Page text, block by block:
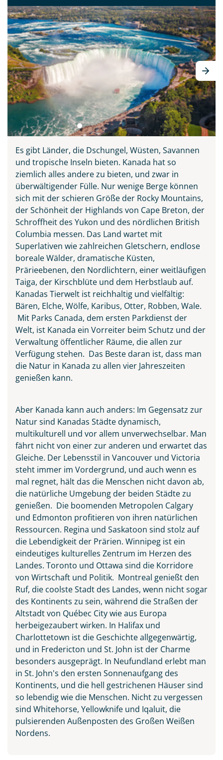
© Aivolie - Fotolia
Es gibt Länder, die Dschungel, Wüsten, Savannen
und tropische Inseln bieten. Kanada hat so
ziemlich alles andere zu bieten, und zwar in
überwältigender Fülle. Nur wenige Berge können
sich mit der schieren Größe der Rocky Mountains,
der Schönheit der Highlands von Cape Breton, der
Schroffheit des Yukon und des nördlichen British
Columbia messen. Das Land wartet mit
Superlativen wie zahlreichen Gletschern, endlose
boreale Wälder, dramatische Küsten,
Prärieebenen, den Nordlichtern, einer weitläufigen
Taiga, der Kirschblüte und dem Herbstlaub auf.
Kanadas Tierwelt ist reichhaltig und vielfältig:
Bären, Elche, Wölfe, Karibus, Otter, Robben, Wale.
Mit Parks Canada, dem ersten Parkdienst der
Welt, ist Kanada ein Vorreiter beim Schutz und der
Verwaltung öffentlicher Räume, die allen zur
Verfügung stehen. Das Beste daran ist, dass man
die Natur in Kanada zu allen vier Jahreszeiten
genießen kann.
Aber Kanada kann auch anders: Im Gegensatz zur
Natur sind Kanadas Städte dynamisch,
multikulturell und vor allem unverwechselbar. Man
fährt nicht von einer zur anderen und erwartet das
Gleiche. Der Lebensstil in Vancouver und Victoria
steht immer im Vordergrund, und auch wenn es
mal regnet, hält das die Menschen nicht davon ab,
die natürliche Umgebung der beiden Städte zu
genießen. Die boomenden Metropolen Calgary
und Edmonton profitieren von ihren natürlichen
Ressourcen. Regina und Saskatoon sind stolz auf
die Lebendigkeit der Prärien. Winnipeg ist ein
eindeutiges kulturelles Zentrum im Herzen des
Landes. Toronto und Ottawa sind die Korridore
von Wirtschaft und Politik. Montreal genießt den
Ruf, die coolste Stadt des Landes, wenn nicht sogar
des Kontinents zu sein, während die Straßen der
Altstadt von Québec City wie aus Europa
herbeigezaubert wirken. In Halifax und
Charlottetown ist die Geschichte allgegenwärtig,
und in Fredericton und St. John ist der Charme
besonders ausgeprägt. In Neufundland erlebt man
in St. John's den ersten Sonnenaufgang des
Kontinents, und die hell gestrichenen Häuser sind
so lebendig wie die Menschen. Nicht zu vergessen
sind Whitehorse, Yellowknife und Iqaluit, die
pulsierenden Außenposten des Großen Weißen
Nordens.